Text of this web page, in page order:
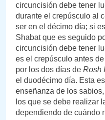
circuncisión debe tener
durante el crepúsculo al
ser en el décimo día; si
Shabat que es seguido
circuncisión debe tener
es el crepúsculo antes
por los dos días de Rosh
el duodécimo día. Esta
enseñanza de los
los que se debe realizar
dependiendo de cuándo